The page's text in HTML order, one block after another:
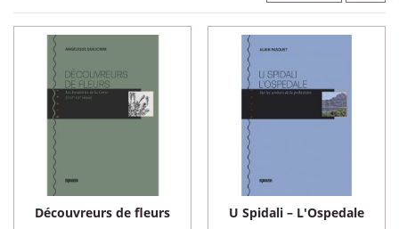
Découvreurs de fleurs U Spidali – L'Ospedale